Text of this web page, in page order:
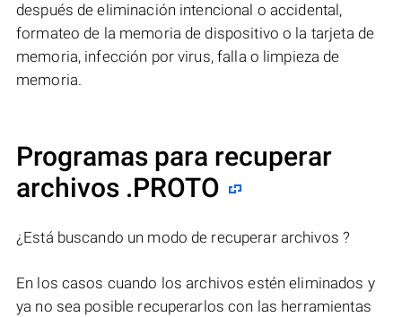
después de eliminación intencional o accidental,
formateo de la memoria de dispositivo o la tarjeta de
memoria, infección por virus, falla o limpieza de
memoria.
Programas para recuperar
archivos .PROTO
¿Está buscando un modo de recuperar archivos ?
En los casos cuando los archivos estén eliminados y
ya no sea posible recuperarlos con las herramientas